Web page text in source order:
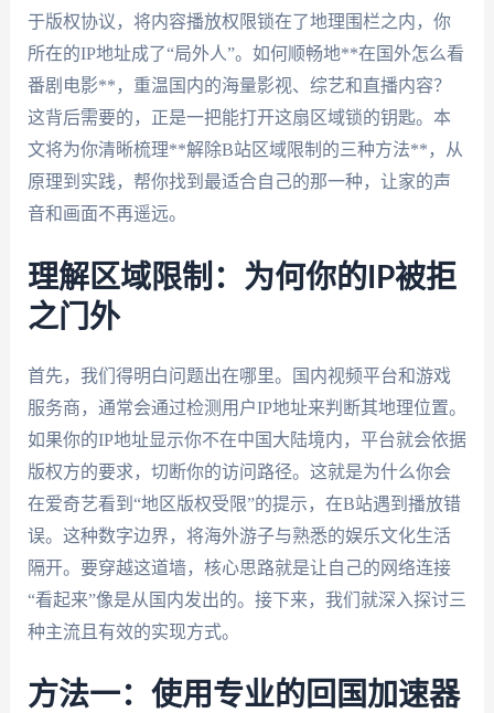
于版权协议，将内容播放权限锁在了地理围栏之内，你
所在的IP地址成了“局外人”。如何顺畅地**在国外怎么看
番剧电影**，重温国内的海量影视、综艺和直播内容？
这背后需要的，正是一把能打开这扇区域锁的钥匙。本
文将为你清晰梳理**解除B站区域限制的三种方法**，从
原理到实践，帮你找到最适合自己的那一种，让家的声
音和画面不再遥远。
理解区域限制：为何你的IP被拒
之门外
首先，我们得明白问题出在哪里。国内视频平台和游戏
服务商，通常会通过检测用户IP地址来判断其地理位置。
如果你的IP地址显示你不在中国大陆境内，平台就会依据
版权方的要求，切断你的访问路径。这就是为什么你会
在爱奇艺看到“地区版权受限”的提示，在B站遇到播放错
误。这种数字边界，将海外游子与熟悉的娱乐文化生活
隔开。要穿越这道墙，核心思路就是让自己的网络连接
“看起来”像是从国内发出的。接下来，我们就深入探讨三
种主流且有效的实现方式。
方法一：使用专业的回国加速器